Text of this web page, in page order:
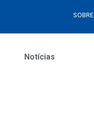
SOBRE
Notícias